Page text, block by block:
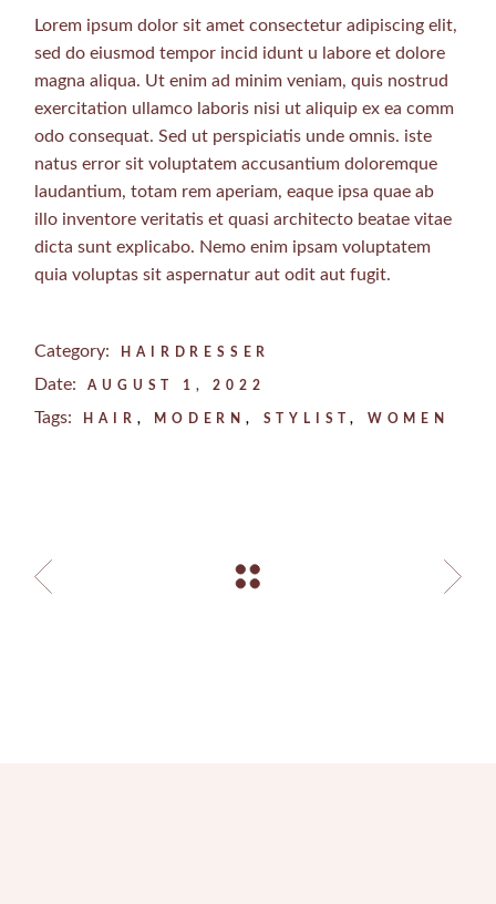
Lorem ipsum dolor sit amet consectetur adipiscing elit,
sed do eiusmod tempor incid idunt u labore et dolore
magna aliqua. Ut enim ad minim veniam, quis nostrud
exercitation ullamco laboris nisi ut aliquip ex ea comm
odo consequat. Sed ut perspiciatis unde omnis. iste
natus error sit voluptatem accusantium doloremque
laudantium, totam rem aperiam, eaque ipsa quae ab
illo inventore veritatis et quasi architecto beatae vitae
dicta sunt explicabo. Nemo enim ipsam voluptatem
quia voluptas sit aspernatur aut odit aut fugit.
Category: HAIRDRESSER
Date: AUGUST 1, 2022
Tags: HAIR MODERN STYLIST WOMEN